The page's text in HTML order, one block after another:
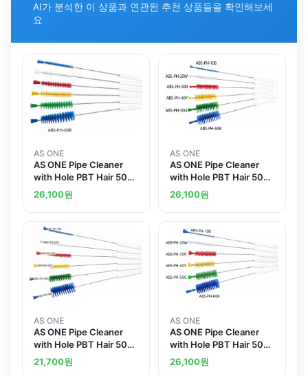
AI가 분석한 이 상품과 연관된 추천 상품들을 확인해보세
요
AS ONE
AS ONE Pipe Cleaner
with Hole PBT Hair 500
x 135 x 10 mm Whiteand
others
26,100원
AS ONE
AS ONE Pipe Cleaner
with Hole PBT Hair 500
x 135 x 40 mm
Whiteand others
26,100원
AS ONE
AS ONE Pipe Cleaner
with Hole PBT Hair 500
x 135 x 50 mm Whiteand
others
21,700원
AS ONE
AS ONE Pipe Cleaner
with Hole PBT Hair 500
x 135 x 60 mm Whiteand
others
26,100원